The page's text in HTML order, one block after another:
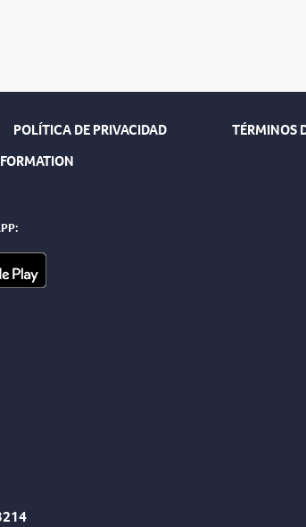
POLÍTICA DE PRIVACIDAD
TÉRMINOS